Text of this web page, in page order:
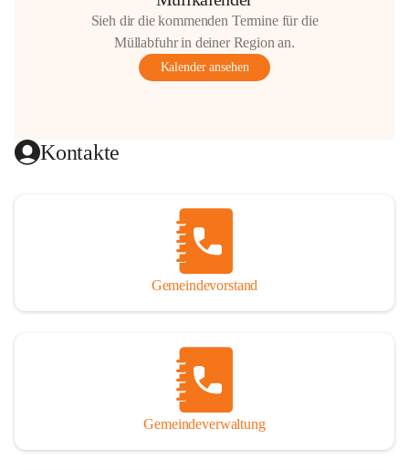
Sieh dir die kommenden Termine für die
Müllabfuhr in deiner Region an.
Kalender ansehen
Kontakte
Gemeindevorstand
Gemeindeverwaltung